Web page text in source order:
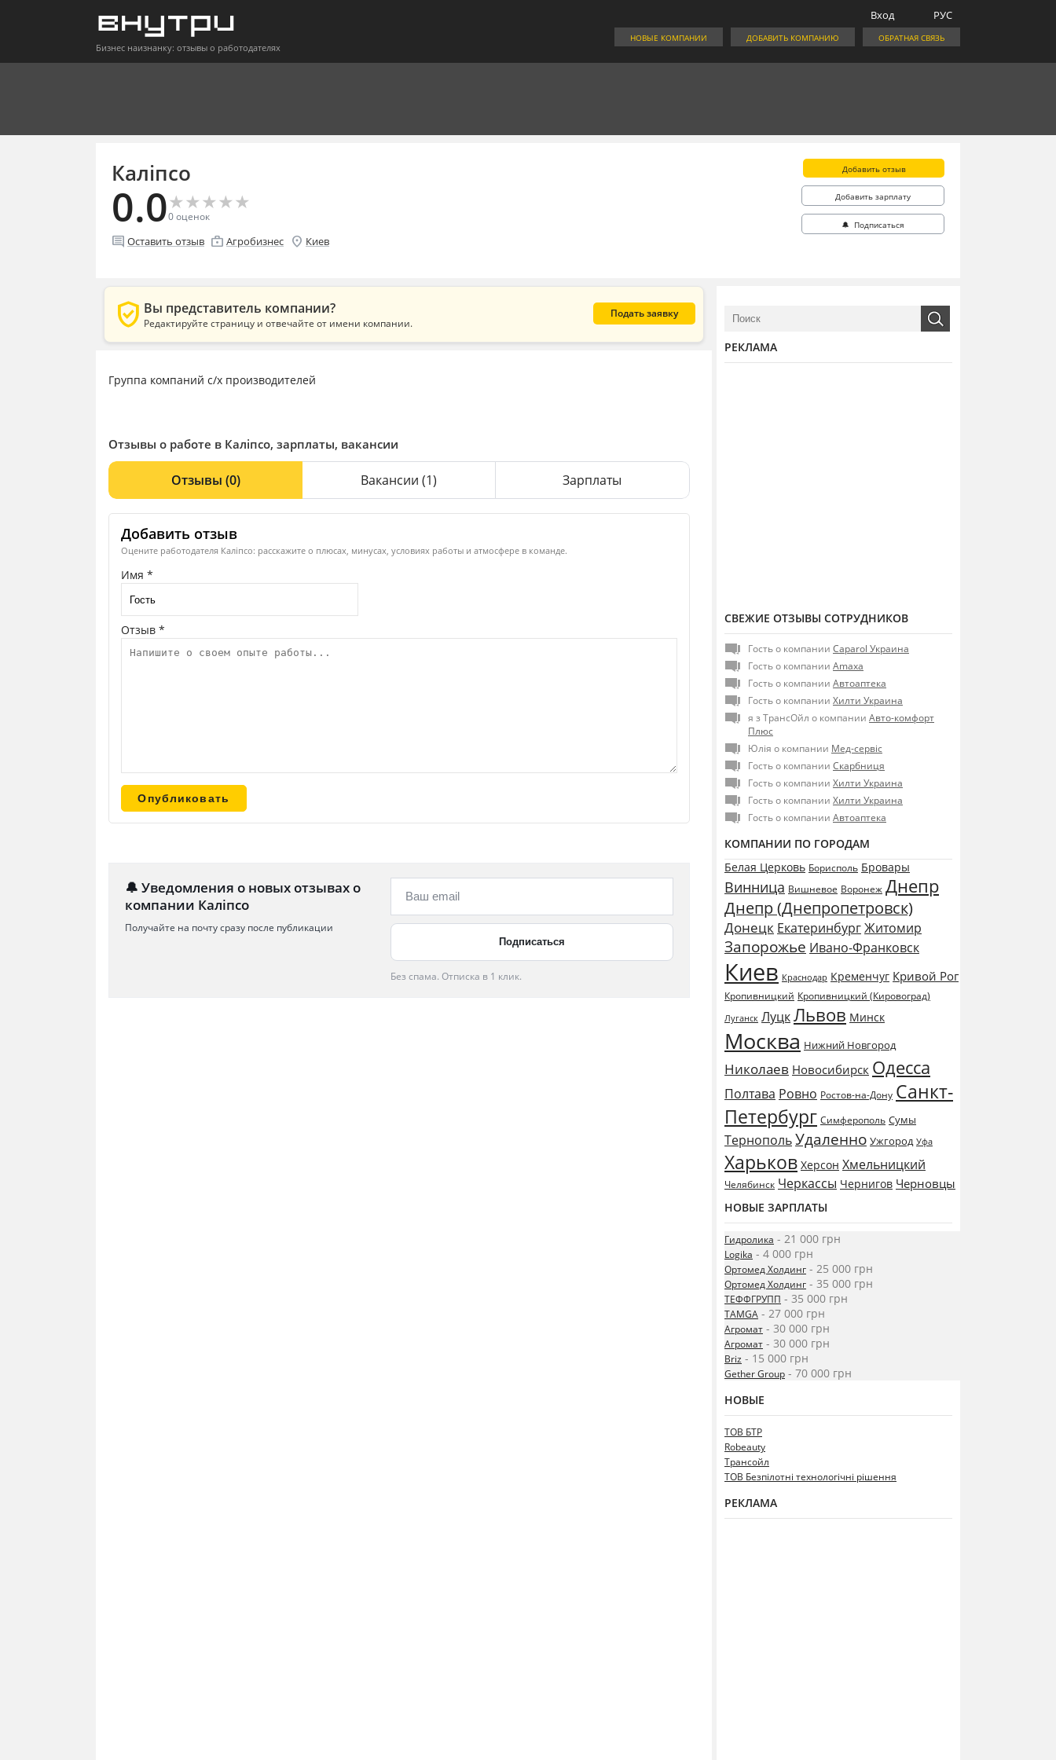
Бизнес наизнанку: отзывы о работодателях
РУС
Вход
ОБРАТНАЯ СВЯЗЬ
ДОБАВИТЬ КОМПАНИЮ
НОВЫЕ КОМПАНИИ
Каліпсо
0.0★
★★
★★
★★
★★
★
0оценок
comment Оставить отзыв enterprise Агробизнес location_on Киев
Добавить отзыв
Добавить зарплату
🔔 Подписаться
verified_user Вы представитель компании?
Редактируйте страницу и отвечайте от имени компании.
Подать заявку
Группа компаний с/х производителей
Отзывы о работе в Каліпсо, зарплаты, вакансии
Отзывы (0) Вакансии (1) Зарплаты
Добавить отзыв
Оцените работодателя Каліпсо: расскажите о плюсах, минусах, условиях работы и атмосфере в команде.
Имя *
Отзыв *
🔔 Уведомления о новых отзывах о
компании Каліпсо
Получайте на почту сразу после публикации
Без спама. Отписка в 1 клик.
РЕКЛАМА
СВЕЖИЕ ОТЗЫВЫ СОТРУДНИКОВ
Гость о компании Caparol Украина
Гость о компании Amaxa
Гость о компании Автоаптека
Гость о компании Хилти Украина
я з ТрансОйл о компании Авто-комфорт
Плюс
Юлія о компании Мед-сервіс
Гость о компании Скарбниця
Гость о компании Хилти Украина
Гость о компании Хилти Украина
Гость о компании Автоаптека
КОМПАНИИ ПО ГОРОДАМ
Белая Церковь Борисполь Бровары
Винница Вишневое Воронеж Днепр
Днепр (Днепропетровск)
Донецк ЕкатеринбургЖитомир
Запорожье Ивано-Франковск
Киев Краснодар Кременчуг Кривой Рог
Кропивницкий Кропивницкий (Кировоград)
Луганск ЛуцкЛьвов Минск
Москва Нижний Новгород
Николаев Новосибирск Одесса
Полтава Ровно Ростов-на-Дону Санкт-
Петербург Симферополь Сумы
ТернопольУдаленно Ужгород Уфа
Харьков Херсон Хмельницкий
Челябинск Черкассы Чернигов Черновцы
НОВЫЕ ЗАРПЛАТЫ
Гидролика - 21 000 грн
Logika - 4 000 грн
Ортомед Холдинг - 25 000 грн
Ортомед Холдинг - 35 000 грн
ТЕФФГРУПП - 35 000 грн
TAMGA - 27 000 грн
Агромат - 30 000 грн
Агромат - 30 000 грн
Briz - 15 000 грн
Gether Group - 70 000 грн
НОВЫЕ
ТОВ БТР
Robeauty
Трансойл
ТОВ Безпілотні технологічні рішення
РЕКЛАМА